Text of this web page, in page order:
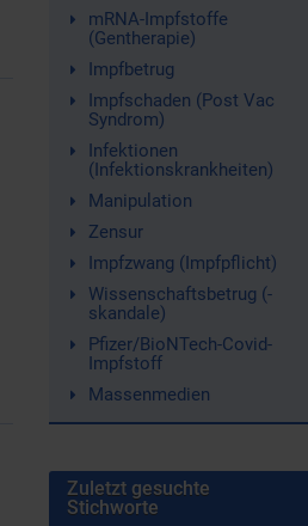
mRNA-Impfstoffe
(Gentherapie)
Impfbetrug
Impfschaden (Post Vac
Syndrom)
Infektionen
(Infektionskrankheiten)
Manipulation
Zensur
Impfzwang (Impfpflicht)
Wissenschaftsbetrug (-
skandale)
Pfizer/BioNTech-Covid-
Impfstoff
Massenmedien
Zuletzt gesuchte
Stichworte